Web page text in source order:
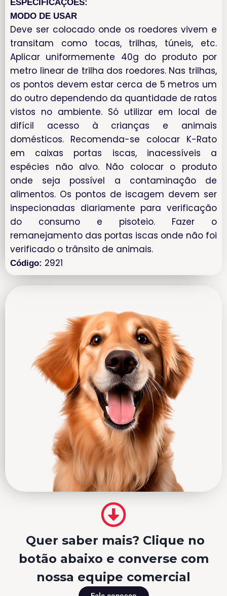
ESPECIFICAÇÕES:
MODO DE USAR
Deve ser colocado onde os roedores vivem e
transitam como tocas, trilhas, túneis, etc.
Aplicar uniformemente 40g do produto por
metro linear de trilha dos roedores. Nas trilhas,
os pontos devem estar cerca de 5 metros um
do outro dependendo da quantidade de ratos
vistos no ambiente. Só utilizar em local de
difícil acesso à crianças e animais
domésticos. Recomenda-se colocar K-Rato
em caixas portas iscas, inacessíveis a
espécies não alvo. Não colocar o produto
onde seja possível a contaminação de
alimentos. Os pontos de iscagem devem ser
inspecionadas diariamente para verificação
do consumo e pisoteio. Fazer o
remanejamento das portas iscas onde não foi
verificado o trânsito de animais.
Código: 2921
Quer saber mais? Clique no
botão abaixo e converse com
nossa equipe comercial